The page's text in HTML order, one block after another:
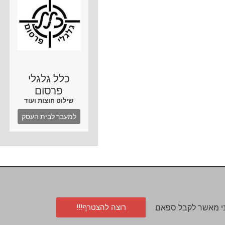
כלל גלגלי
פרסום
שילוט חוצות ועוד
למעבר לבית העסק
מאשר לקבל ספאם רוצה להצטרף!!!